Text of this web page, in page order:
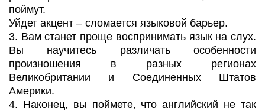
поймут.
Уйдет акцент – сломается языковой барьер.
3. Вам станет проще воспринимать язык на слух.
Вы научитесь различать особенности
произношения в разных регионах
Великобритании и Соединенных Штатов
Америки.
4. Наконец, вы поймете, что английский не так